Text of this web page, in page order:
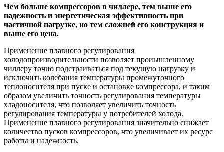
Чем больше компрессоров в чиллере, тем выше его
надежность и энергетическая эффективность при
частичной нагрузке, но тем сложней его конструкция и
выше его цена.
Применение плавного регулирования
холодопроизводительности позволяет проиышленному
чиллеру точно подстраиваться под текущую нагрузку и
исключить колебания температуры промежуточного
теплоносителя при пуске и остановке компрессора, и таким
образом увеличить точность регулирования температуры
хладоносителя, что позволяет увеличить точность
регулирования температуры у потребителей холода.
Применение плавного регулирования значительно снижает
количество пусков компрессоров, что увеличивает их ресурс
работы и надежность.